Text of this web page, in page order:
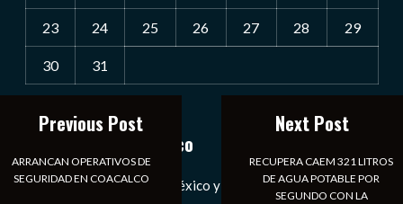
23 24 25 26 27 28 29
30 31
Notiexpress de México
Las Noticias Diarias de México y el Mundo a Tu Alcance
Previous Post
ARRANCAN OPERATIVOS DE
SEGURIDAD EN COACALCO
Next Post
RECUPERA CAEM 321 LITROS
DE AGUA POTABLE POR
SEGUNDO CON LA